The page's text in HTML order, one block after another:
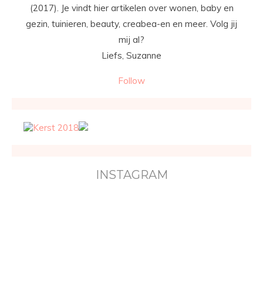
(2017). Je vindt hier artikelen over wonen, baby en
gezin, tuinieren, beauty, creabea-en en meer. Volg jij
mij al?
Liefs, Suzanne
Follow
INSTAGRAM